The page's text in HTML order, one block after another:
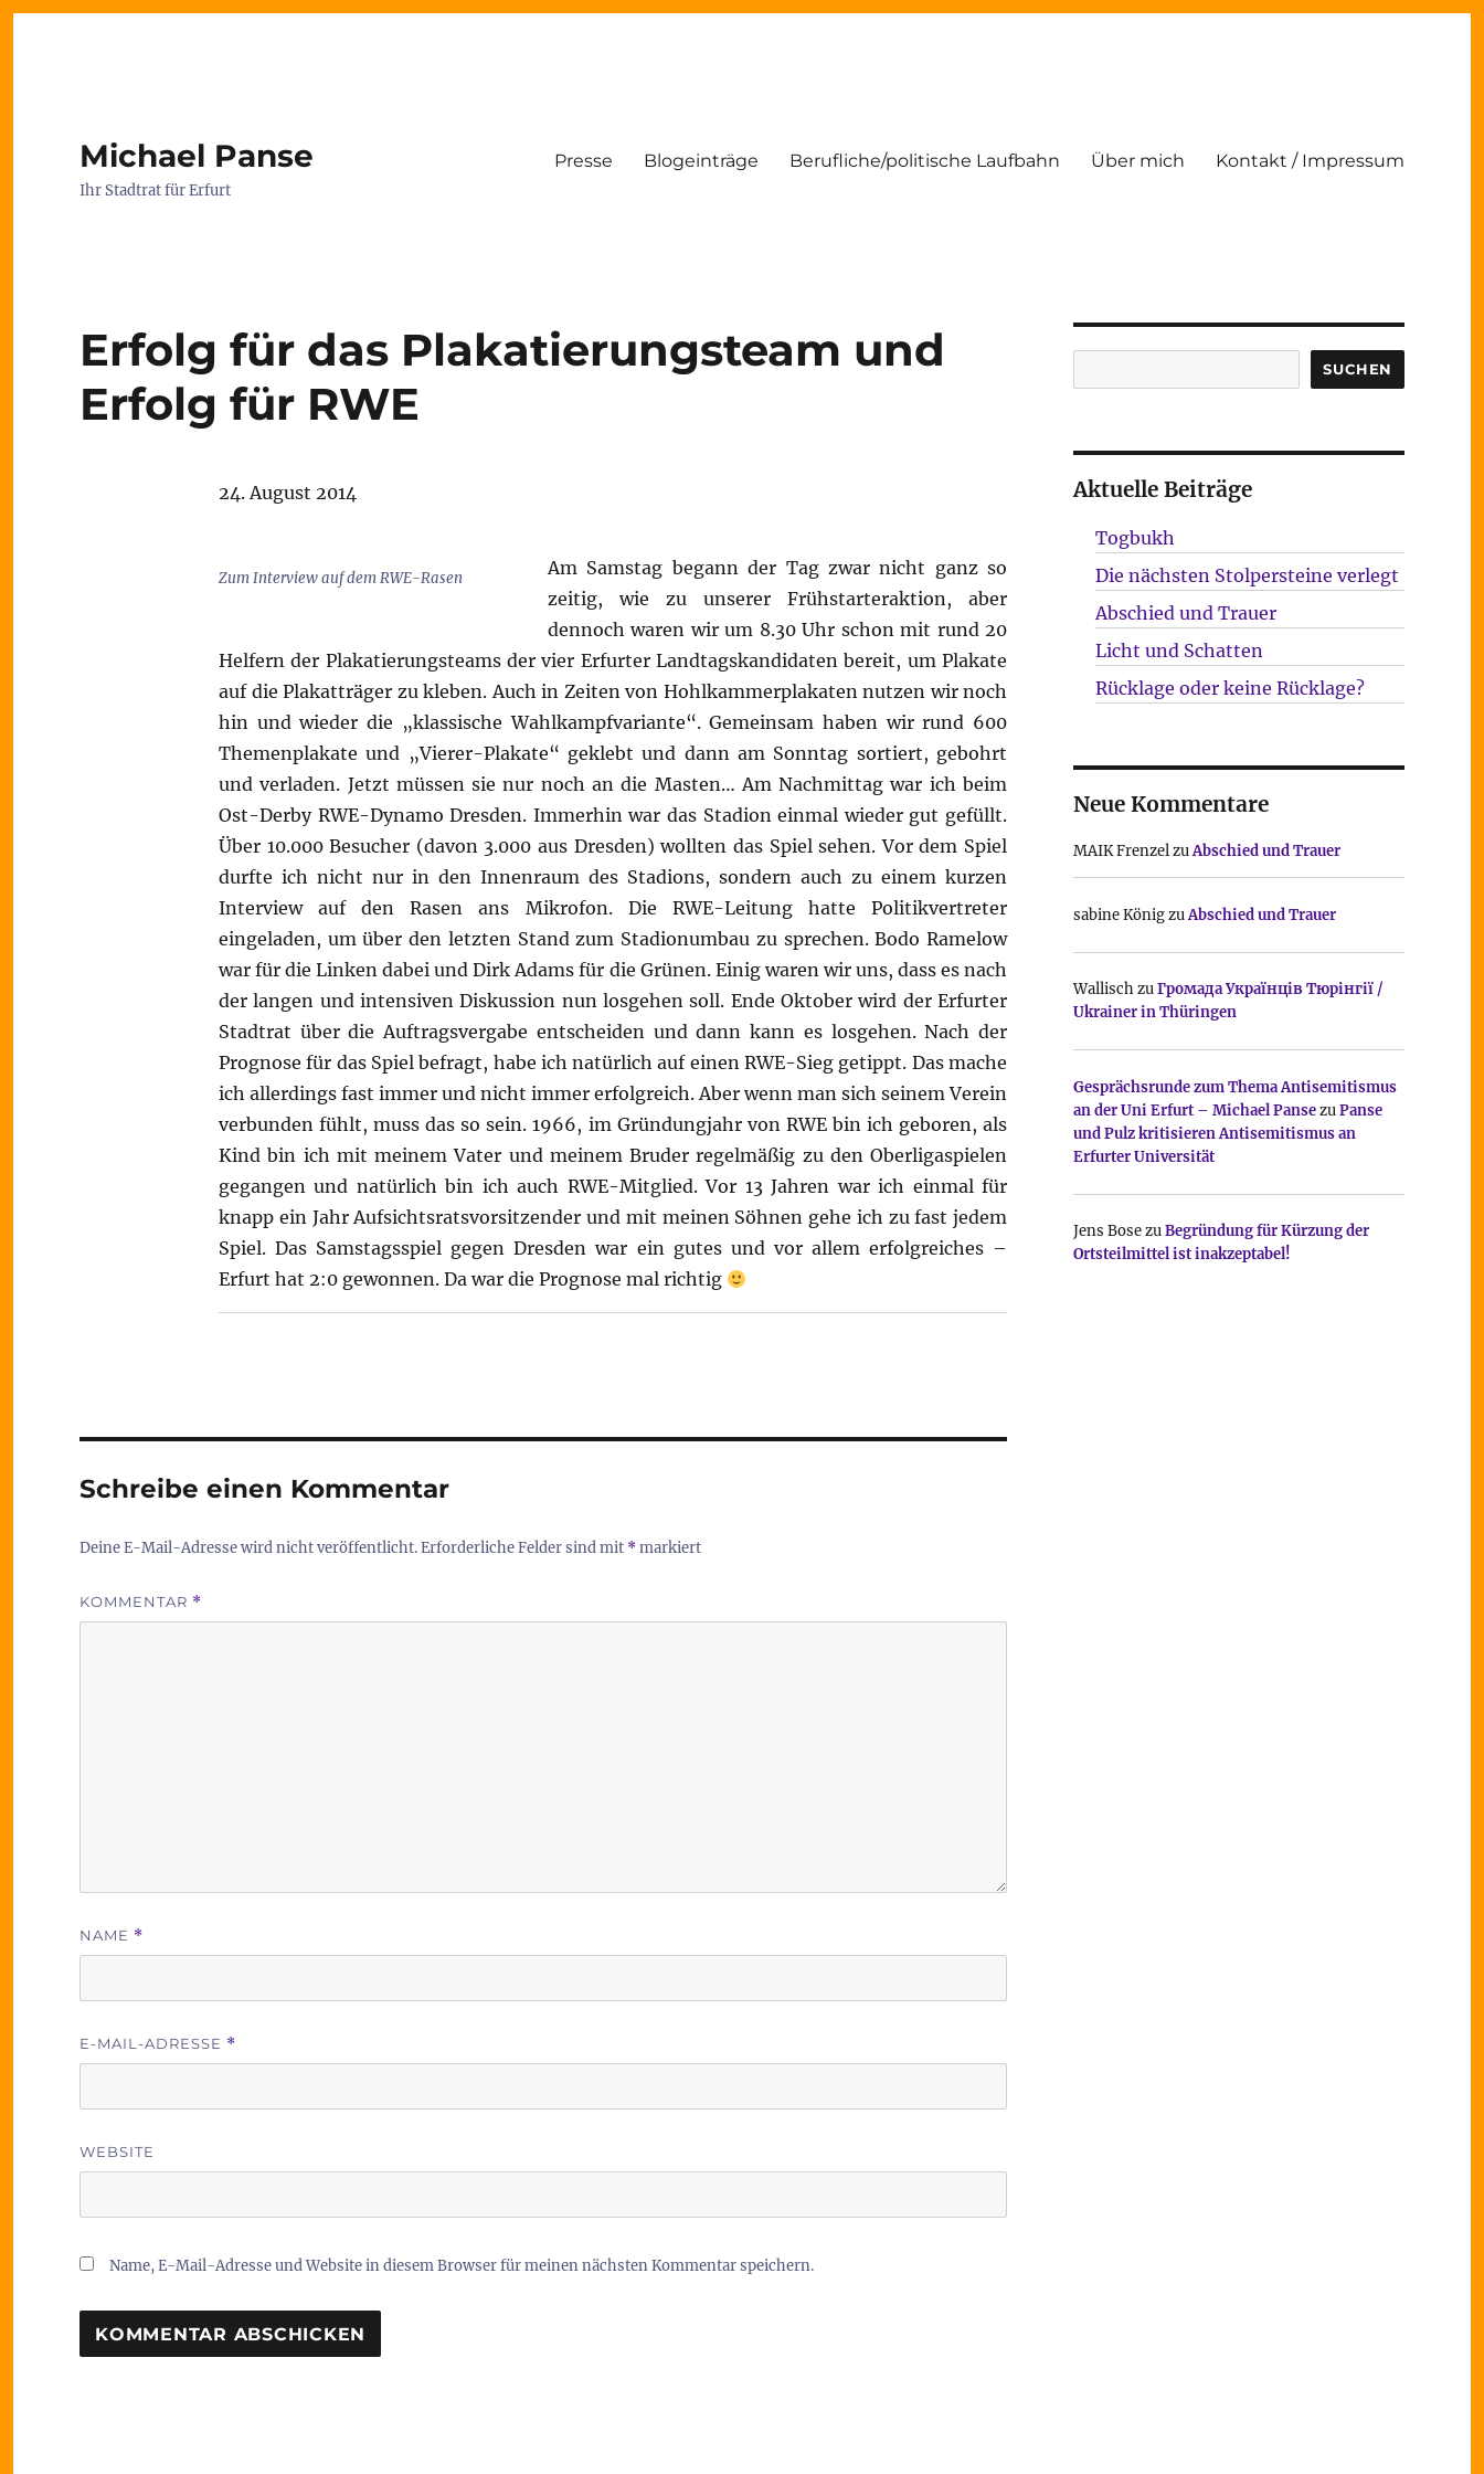
Michael Panse
Ihr Stadtrat für Erfurt
Presse Blogeinträge Berufliche/politische Laufbahn Über mich Kontakt / Impressum
Erfolg für das Plakatierungsteam und
Erfolg für RWE
24. August 2014
Zum Interview auf dem RWE-Rasen
Am Samstag begann der Tag zwar nicht ganz so
zeitig, wie zu unserer Frühstarteraktion, aber
dennoch waren wir um 8.30 Uhr schon mit rund 20
Helfern der Plakatierungsteams der vier Erfurter Landtagskandidaten bereit, um Plakate
auf die Plakatträger zu kleben. Auch in Zeiten von Hohlkammerplakaten nutzen wir noch
hin und wieder die „klassische Wahlkampfvariante“. Gemeinsam haben wir rund 600
Themenplakate und „Vierer-Plakate“ geklebt und dann am Sonntag sortiert, gebohrt
und verladen. Jetzt müssen sie nur noch an die Masten… Am Nachmittag war ich beim
Ost-Derby RWE-Dynamo Dresden. Immerhin war das Stadion einmal wieder gut gefüllt.
Über 10.000 Besucher (davon 3.000 aus Dresden) wollten das Spiel sehen. Vor dem Spiel
durfte ich nicht nur in den Innenraum des Stadions, sondern auch zu einem kurzen
Interview auf den Rasen ans Mikrofon. Die RWE-Leitung hatte Politikvertreter
eingeladen, um über den letzten Stand zum Stadionumbau zu sprechen. Bodo Ramelow
war für die Linken dabei und Dirk Adams für die Grünen. Einig waren wir uns, dass es nach
der langen und intensiven Diskussion nun losgehen soll. Ende Oktober wird der Erfurter
Stadtrat über die Auftragsvergabe entscheiden und dann kann es losgehen. Nach der
Prognose für das Spiel befragt, habe ich natürlich auf einen RWE-Sieg getippt. Das mache
ich allerdings fast immer und nicht immer erfolgreich. Aber wenn man sich seinem Verein
verbunden fühlt, muss das so sein. 1966, im Gründungjahr von RWE bin ich geboren, als
Kind bin ich mit meinem Vater und meinem Bruder regelmäßig zu den Oberligaspielen
gegangen und natürlich bin ich auch RWE-Mitglied. Vor 13 Jahren war ich einmal für
knapp ein Jahr Aufsichtsratsvorsitzender und mit meinen Söhnen gehe ich zu fast jedem
Spiel. Das Samstagsspiel gegen Dresden war ein gutes und vor allem erfolgreiches –
Erfurt hat 2:0 gewonnen. Da war die Prognose mal richtig
Schreibe einen Kommentar
Deine E-Mail-Adresse wird nicht veröffentlicht.Erforderliche Felder sind mit *markiert
KOMMENTAR *
NAME *
E-MAIL-ADRESSE *
WEBSITE
Name, E-Mail-Adresse und Website in diesem Browser für meinen nächsten Kommentar speichern.
SUCHEN
Aktuelle Beiträge
Togbukh
Die nächsten Stolpersteine verlegt
Abschied und Trauer
Licht und Schatten
Rücklage oder keine Rücklage?
Neue Kommentare
MAIK FrenzelzuAbschied und Trauer
sabine KönigzuAbschied und Trauer
WallischzuГромада Українців Тюрінгії /
Ukrainer in Thüringen
Gesprächsrunde zum Thema Antisemitismus
an der Uni Erfurt – Michael PansezuPanse
und Pulz kritisieren Antisemitismus an
Erfurter Universität
Jens BosezuBegründung für Kürzung der
Ortsteilmittel ist inakzeptabel!